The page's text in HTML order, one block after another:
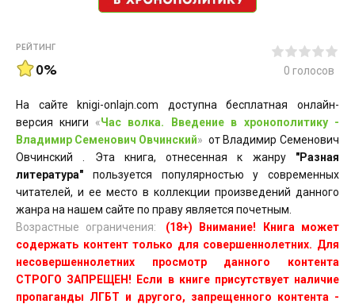
РЕЙТИНГ
0% 0 голосов
На сайте knigi-onlajn.com доступна бесплатная онлайн-
версия книги «Час волка. Введение в хронополитику -
Владимир Семенович Овчинский» от Владимир Семенович
Овчинский . Эта книга, отнесенная к жанру "Разная
литература" пользуется популярностью у современных
читателей, и ее место в коллекции произведений данного
жанра на нашем сайте по праву является почетным.
Возрастные ограничения:
(18+) Внимание! Книга может
содержать контент только для совершеннолетних. Для
несовершеннолетних просмотр данного контента
СТРОГО ЗАПРЕЩЕН! Если в книге присутствует наличие
пропаганды ЛГБТ и другого, запрещенного контента -